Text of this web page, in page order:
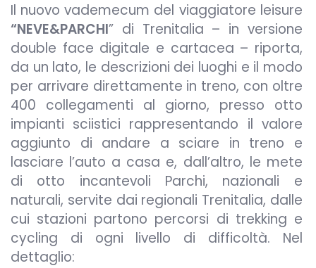
Il nuovo vademecum del viaggiatore leisure
“NEVE&PARCHI” di Trenitalia – in versione
double face digitale e cartacea – riporta,
da un lato, le descrizioni dei luoghi e il modo
per arrivare direttamente in treno, con oltre
400 collegamenti al giorno, presso otto
impianti sciistici rappresentando il valore
aggiunto di andare a sciare in treno e
lasciare l’auto a casa e, dall’altro, le mete
di otto incantevoli Parchi, nazionali e
naturali, servite dai regionali Trenitalia, dalle
cui stazioni partono percorsi di trekking e
cycling di ogni livello di difficoltà. Nel
dettaglio: